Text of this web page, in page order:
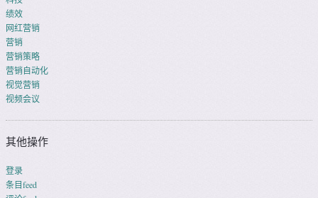
绩效
网红营销
营销
营销策略
营销自动化
视觉营销
视频会议
其他操作
登录
条目feed